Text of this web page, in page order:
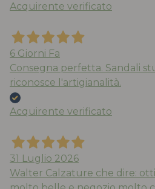
Acquirente verificato
6 Giorni Fa
Consegna perfetta. Sandali
riconosce l'artigianalità.
Acquirente verificato
31 Luglio 2026
Walter Calzature che dire: